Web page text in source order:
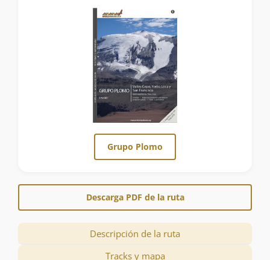
Grupo Plomo
Descarga PDF de la ruta
Descripción de la ruta
Tracks y mapa